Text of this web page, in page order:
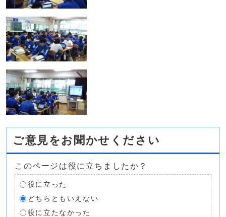
ご意見をお聞かせください
このページは役に立ちましたか？
役に立った
どちらともいえない
役に立たなかった